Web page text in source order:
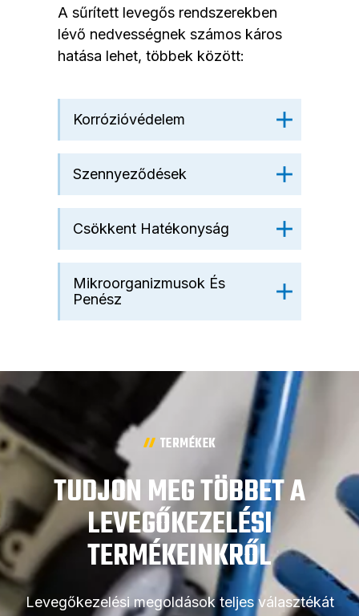
A sűrített levegős rendszerekben
lévő nedvességnek számos káros
hatása lehet, többek között:
Korrózióvédelem
Szennyeződések
Csökkent Hatékonyság
Mikroorganizmusok És
Penész
TERMÉKEK
TUDJON MEG TÖBBET A
LEVEGŐKEZELÉSI
TERMÉKEINKRŐL
Levegőkezelési megoldások teljes választékát